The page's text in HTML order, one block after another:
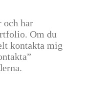
och har
Om du
kontakta mig